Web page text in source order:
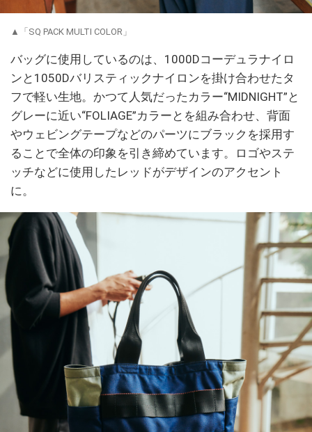
▲「SQ PACK MULTI COLOR」
バッグに使用しているのは、1000Dコーデュラナイロ
ンと1050Dバリスティックナイロンを掛け合わせたタ
フで軽い生地。かつて人気だったカラー“MIDNIGHT”と
グレーに近い“FOLIAGE”カラーとを組み合わせ、背面
やウェビングテープなどのパーツにブラックを採用す
ることで全体の印象を引き締めています。ロゴやステ
ッチなどに使用したレッドがデザインのアクセント
に。